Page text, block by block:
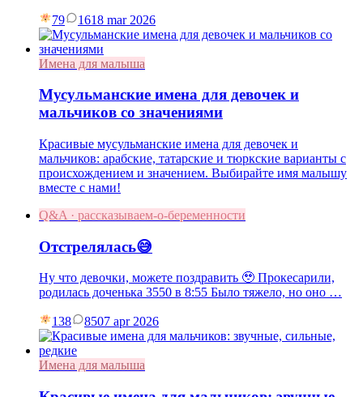
79 1618 mar 2026
Имена для малыша
Мусульманские имена для девочек и
мальчиков со значениями
Красивые мусульманские имена для девочек и
мальчиков: арабские, татарские и тюркские варианты с
происхождением и значением. Выбирайте имя малышу
вместе с нами!
Q&A · рассказываем-о-беременности
Отстрелялась😅
Ну что девочки, можете поздравить 🥹 Прокесарили,
родилась доченька 3550 в 8:55 Было тяжело, но оно …
138 8507 apr 2026
Имена для малыша